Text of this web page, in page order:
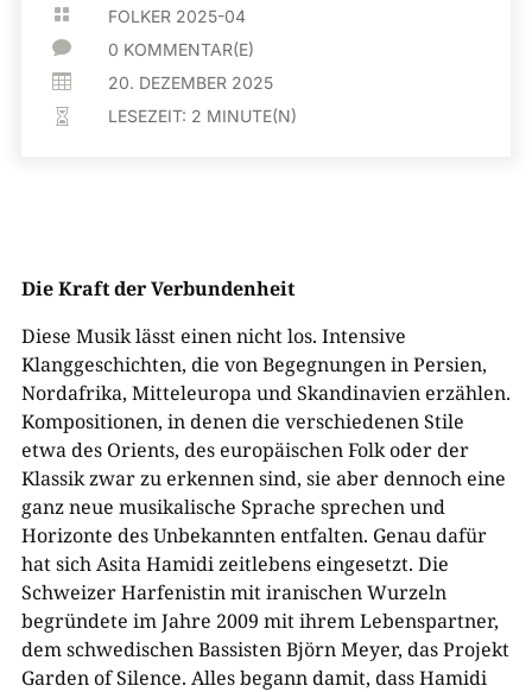
 FOLKER 2025-04
 0 KOMMENTAR(E)
 20. DEZEMBER 2025
 LESEZEIT: 2 MINUTE(N)
Die Kraft der Verbundenheit
Diese Musik lässt einen nicht los. Intensive
Klanggeschichten, die von Begegnungen in Persien,
Nordafrika, Mitteleuropa und Skandinavien erzählen.
Kompositionen, in denen die verschiedenen Stile
etwa des Orients, des europäischen Folk oder der
Klassik zwar zu erkennen sind, sie aber dennoch eine
ganz neue musikalische Sprache sprechen und
Horizonte des Unbekannten entfalten. Genau dafür
hat sich Asita Hamidi zeitlebens eingesetzt. Die
Schweizer Harfenistin mit iranischen Wurzeln
begründete im Jahre 2009 mit ihrem Lebenspartner,
dem schwedischen Bassisten Björn Meyer, das Projekt
Garden of Silence. Alles begann damit, dass Hamidi